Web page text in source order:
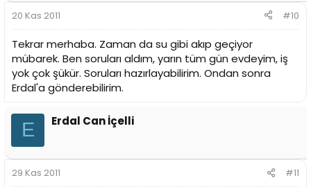
20 Kas 2011 #10
Tekrar merhaba. Zaman da su gibi akıp geçiyor
mübarek. Ben soruları aldım, yarın tüm gün evdeyim, iş
yok çok şükür. Soruları hazırlayabilirim. Ondan sonra
Erdal'a gönderebilirim.
E Erdal Can İçelli
29 Kas 2011 #11